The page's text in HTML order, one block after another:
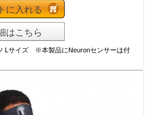
に入れる
はこちら
Lサイズ ※本製品にNeuronセンサーは付